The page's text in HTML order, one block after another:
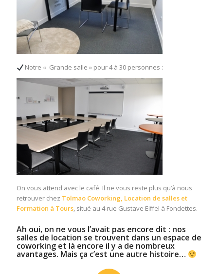
Notre « Grande salle » pour 4 à 30 personnes :
On vous attend avec le café. Il ne vous reste plus qu’à nous
retrouver chez Tolmao Coworking, Location de salles et
Formation à Tours, situé au 4 rue Gustave Eiffel à Fondettes.
Ah oui, on ne vous l’avait pas encore dit : nos
salles de location se trouvent dans un espace de
coworkinget là encore il y a de nombreux
avantages. Mais ça c’est une autre histoire…